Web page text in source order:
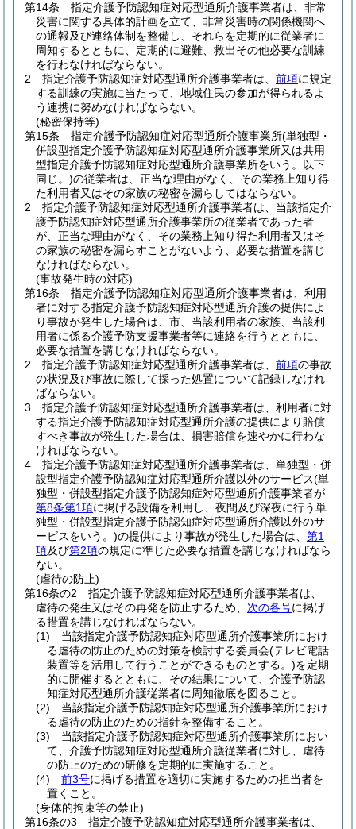
第14条
指定介護予防認知症対応型通所介護事業者は、非常
災害に関する具体的計画を立て、非常災害時の関係機関へ
の通報及び連絡体制を整備し、それらを定期的に従業者に
周知するとともに、定期的に避難、救出その他必要な訓練
を行わなければならない。
2
指定介護予防認知症対応型通所介護事業者は、 前項に規定
する訓練の実施に当たって、地域住民の参加が得られるよ
う連携に努めなければならない。
(秘密保持等)
第15条
指定介護予防認知症対応型通所介護事業所(単独型・
併設型指定介護予防認知症対応型通所介護事業所又は共用
型指定介護予防認知症対応型通所介護事業所をいう。以下
同じ。)の従業者は、正当な理由がなく、その業務上知り得
た利用者又はその家族の秘密を漏らしてはならない。
2
指定介護予防認知症対応型通所介護事業者は、当該指定介
護予防認知症対応型通所介護事業所の従業者であった者
が、正当な理由がなく、その業務上知り得た利用者又はそ
の家族の秘密を漏らすことがないよう、必要な措置を講じ
なければならない。
(事故発生時の対応)
第16条
指定介護予防認知症対応型通所介護事業者は、利用
者に対する指定介護予防認知症対応型通所介護の提供によ
り事故が発生した場合は、市、当該利用者の家族、当該利
用者に係る介護予防支援事業者等に連絡を行うとともに、
必要な措置を講じなければならない。
2
指定介護予防認知症対応型通所介護事業者は、 前項の事故
の状況及び事故に際して採った処置について記録しなけれ
ばならない。
3
指定介護予防認知症対応型通所介護事業者は、利用者に対
する指定介護予防認知症対応型通所介護の提供により賠償
すべき事故が発生した場合は、損害賠償を速やかに行わな
ければならない。
4
指定介護予防認知症対応型通所介護事業者は、単独型・併
設型指定介護予防認知症対応型通所介護以外のサービス(単
独型・併設型指定介護予防認知症対応型通所介護事業者が
第8条第1項に掲げる設備を利用し、夜間及び深夜に行う単
独型・併設型指定介護予防認知症対応型通所介護以外のサ
ービスをいう。)の提供により事故が発生した場合は、 第1
項及び第2項の規定に準じた必要な措置を講じなければなら
ない。
(虐待の防止)
第16条の2
指定介護予防認知症対応型通所介護事業者は、
虐待の発生又はその再発を防止するため、 次の各号に掲げ
る措置を講じなければならない。
(1)
当該指定介護予防認知症対応型通所介護事業所におけ
る虐待の防止のための対策を検討する委員会(テレビ電話
装置等を活用して行うことができるものとする。)を定期
的に開催するとともに、その結果について、介護予防認
知症対応型通所介護従業者に周知徹底を図ること。
(2)
当該指定介護予防認知症対応型通所介護事業所におけ
る虐待の防止のための指針を整備すること。
(3)
当該指定介護予防認知症対応型通所介護事業所におい
て、介護予防認知症対応型通所介護従業者に対し、虐待
の防止のための研修を定期的に実施すること。
(4)
前3号に掲げる措置を適切に実施するための担当者を
置くこと。
(身体的拘束等の禁止)
第16条の3
指定介護予防認知症対応型通所介護事業者は、